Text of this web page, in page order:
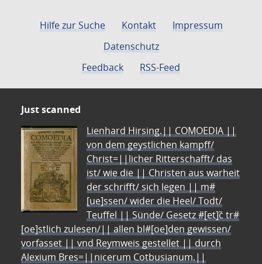
Hilfe zur Suche Kontakt
Impressum
Datenschutz
Feedback
RSS-Feed
Just scanned
Lienhard Hirsing.|| COMOEDIA ||
von dem geystlichen kampff/
Christ=||licher Ritterschafft/ das
ist/ wie die || Christen aus warheit
der schrifft/ sich legen || m#
[ue]ssen/ wider die Heel/ Todt/
Teuffel || Sünde/ Gesetz #[et]c̃ tr#
[oe]stlich zulesen/|| allen bl#[oe]den gewissen/
vorfasset || vnd Reymweis gestellet || durch
Alexium Bres=||nicerum Cotbusianum.||